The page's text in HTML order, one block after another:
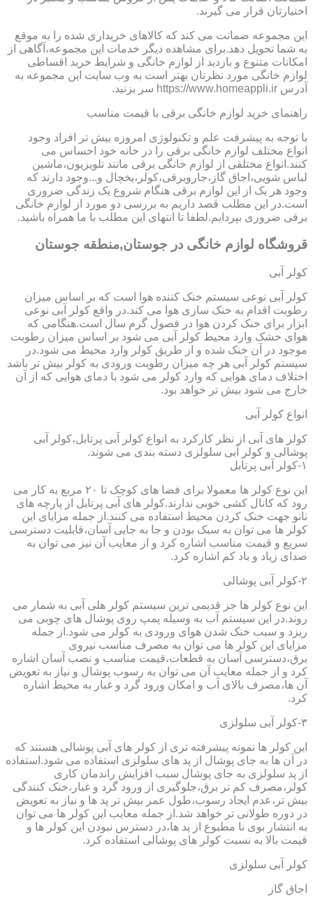
اختیارتان قرار می گیرند.
این مجموعه ضمانت می کند که کالاهای خریداری شده را به موقع
به شما تحویل دهد.برای مشاهده دیگر خدمات این مجموعه،آگاهی از
امکانات متنوع و بازدید از لوازم خانگی و شرایط خرید اقساطی
لوازم خانگی مورد نظرتان بهتر است به وب سایت این مجموعه به
آدرس https://www.homeappli.ir سر بزنید.
راهنمای خرید لوازم خانگی برقی با قیمت مناسب
با توجه به پیشرفت علم و تکنولوژی امروزه بیش تر افراد وجود
انواع مختلف لوازم خانگی برقی را در خانه خود احساس می
کنند.انواع مختلفی از لوازم خانگی برقی مانند تلویزیون،ماشین
لباس شویی،اجاق گاز،جاروبرقی،کولر،یخچال و...وجود دارند که
وجود هر یک از این لوازم برقی هنگام شروع یک زندگی ضروری
است.در این مطلب قصد داریم به بررسی دو مورد از لوازم خانگی
برقی ضروری بپردایم.لطفا تا انتهای این مطلب با ما همراه باشید.
قروشگاه لوازم خانگی در جوستان,منطقه جوستان
کولر آبی
کولر آبی نوعی سیستم خنک کننده هوا است که بر اساس میزان
رطوبت اقدام به خنک سازی هوا می کند.در واقع کولر آبی نوعی
ابزار برای خنک کردن هوا در فصول گرم سال است.هنگامی که
هوای خشک وارد محیط کولر آبی می شود بر اساس میزان رطوبت
موجود در آن خنک شده و از طریق کولر وارد محیط می شود.در
سیستم کولر آبی هر چه میزان رطوبت ورودی به کولر بیش تر باشد
اختلاف دمای هوایی که وارد کولر می شود با دمای هوایی که از آن
خارج می شود بیش تر خواهد بود.
انواع کولر آبی
کولر های آبی از نظر کارکرد به انواع کولر آبی پرتابل،کولر آبی
پوشالی و کولر آبی سلولزی دسته بندی می شوند.
۱-کولر آبی پرتابل
این نوع کولر ها معمولا برای فضا های کوچک تا ۲۰ مربع به کار می
رود که کانال کشی خوبی ندارند.کولر های آبی پرتابل از پارچه های
نانو جهت خنک کردن محیط استفاده می کنند.از جمله مزایای این
کولر ها می توان به سبک بودن و جا به جایی آسان،قابلیت دسترسی
سریع و قیمت مناسب اشاره کرد و از معایب آن نیز می توان به
صدای زیاد و باد کم اشاره کرد.
۲-کولر آبی پوشالی
این نوع کولر ها جز قدیمی ترین سیستم کولر هلی آبی به شمار می
روند.در این سیستم آب به وسیله پمپ روی پوشال های چوبی می
ریزد و سبب خنک شدن هوای ورودی به کولر می شود.از جمله
مزایای این کولر ها می توان به مصرف مناسب نیروی
برق،دسترسی آسان به قطعات،قیمت مناسب و نصب آسان اشاره
کرد و از جمله معایب آن می توان به رسوب پوشال و نیاز به تعویض
آن ها،مصرف بالای آب و امکان ورود گرد و غبار به محیط اشاره
کرد.
۳-کولر آبی سلولزی
این کولر ها نمونه پیشرفته تری از کولر های آبی پوشالی هستند که
در آن ها به جای پوشال از پد های سلولزی استفاده می شود.استفاده
از پد سلولزی به جای پوشال سبب افزایش راندمان کاری
کولر،مصرف کم تر برق،جلوگیری از ورود گرد و غبار،خنک کنندگی
بیش تر،عدم ایجاد رسوب،طول عمر بیش تر پد ها و نیاز به تعویض
در دوره طولانی تر خواهد شد.از جمله معایب این کولر ها می توان
به انتشار بوی نا مطبوع از پد ها،در دسترس نبودن این کولر ها و
قیمت بالا به نسبت کولر های پوشالی استفاده کرد.
کولر آبی سلولزی
اجاق گاز